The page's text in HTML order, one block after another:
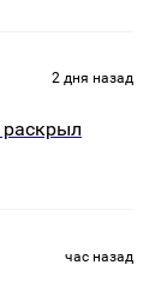
2 дня назад
час назад